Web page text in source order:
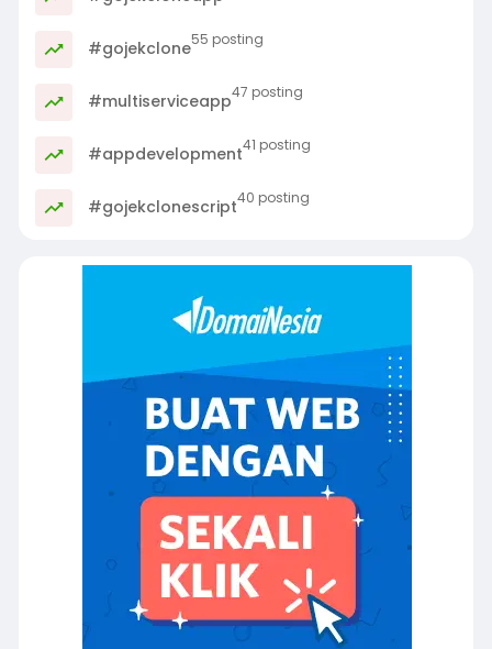
#gojekclone55 posting
#multiserviceapp47 posting
#appdevelopment41 posting
#gojekclonescript40 posting